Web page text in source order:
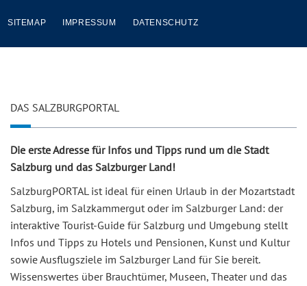
SITEMAP IMPRESSUM DATENSCHUTZ
DAS SALZBURGPORTAL
Die erste Adresse für Infos und Tipps rund um die Stadt
Salzburg und das Salzburger Land!
SalzburgPORTAL ist ideal für einen Urlaub in der Mozartstadt
Salzburg, im Salzkammergut oder im Salzburger Land: der
interaktive Tourist-Guide für Salzburg und Umgebung stellt
Infos und Tipps zu Hotels und Pensionen, Kunst und Kultur
sowie Ausflugsziele im Salzburger Land für Sie bereit.
Wissenswertes über Brauchtümer, Museen, Theater und das